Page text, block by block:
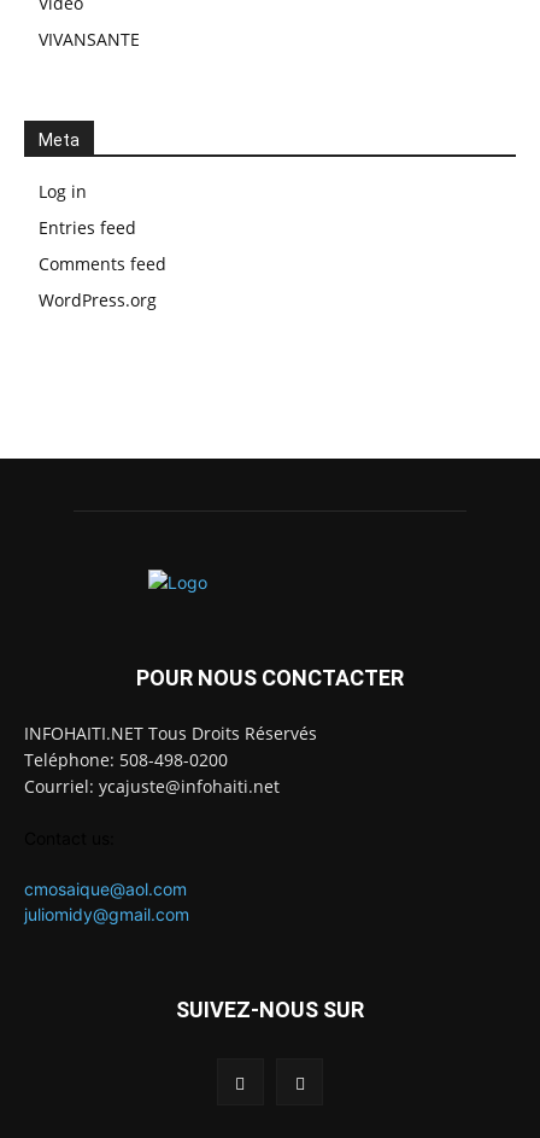
VIVANSANTE
Meta
Log in
Entries feed
Comments feed
WordPress.org
POUR NOUS CONCTACTER
INFOHAITI.NET Tous Droits Réservés
Teléphone: 508-498-0200
Courriel: ycajuste@infohaiti.net
cmosaique@aol.com
juliomidy@gmail.com
SUIVEZ-NOUS SUR